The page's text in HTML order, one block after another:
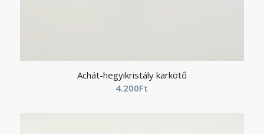
Achát-hegyikristály karkötő
4.200Ft